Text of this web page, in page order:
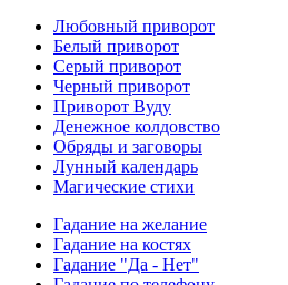
Любовный приворот
Белый приворот
Серый приворот
Черный приворот
Приворот Вуду
Денежное колдовство
Обряды и заговоры
Лунный календарь
Магические стихи
Гадание на желание
Гадание на костях
Гадание "Да - Нет"